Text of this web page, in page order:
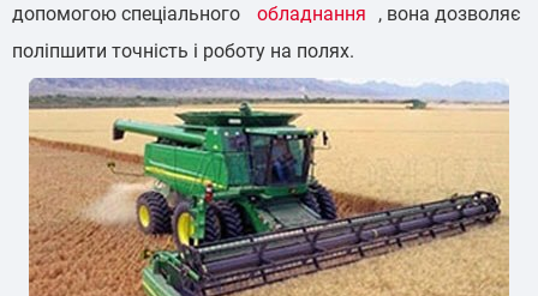
допомогою спеціального
обладнання
, вона дозволяє
поліпшити точність і роботу на полях.